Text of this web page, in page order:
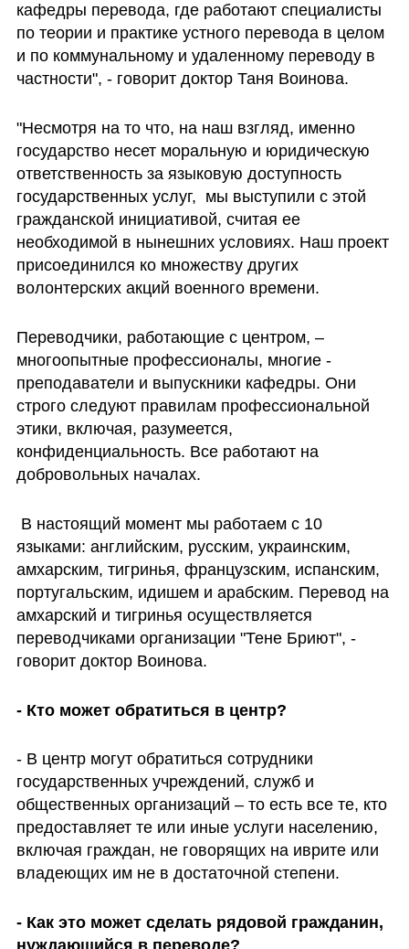
кафедры перевода, где работают специалисты
по теории и практике устного перевода в целом
и по коммунальному и удаленному переводу в
частности", - говорит доктор Таня Воинова.
"Несмотря на то что, на наш взгляд, именно
государство несет моральную и юридическую
ответственность за языковую доступность
государственных услуг,  мы выступили с этой
гражданской инициативой, считая ее
необходимой в нынешних условиях. Наш проект
присоединился ко множеству других
волонтерских акций военного времени.
Переводчики, работающие с центром, –
многоопытные профессионалы, многие -
преподаватели и выпускники кафедры. Они
строго следуют правилам профессиональной
этики, включая, разумеется,
конфиденциальность. Все работают на
добровольных началах.
языками: английским, русским, украинским,
амхарским, тигринья, французским, испанским,
португальским, идишем и арабским. Перевод на
амхарский и тигринья осуществляется
переводчиками организации "Тене Бриют", -
говорит доктор Воинова.
- Кто может обратиться в центр?
- В центр могут обратиться сотрудники
государственных учреждений, служб и
общественных организаций – то есть все те, кто
предоставляет те или иные услуги населению,
включая граждан, не говорящих на иврите или
владеющих им не в достаточной степени.
- Как это может сделать рядовой гражданин,